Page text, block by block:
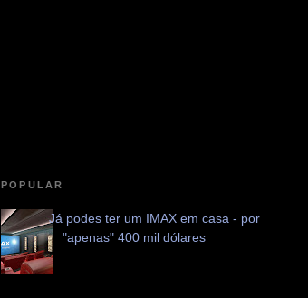
POPULAR
Já podes ter um IMAX em casa - por
"apenas" 400 mil dólares